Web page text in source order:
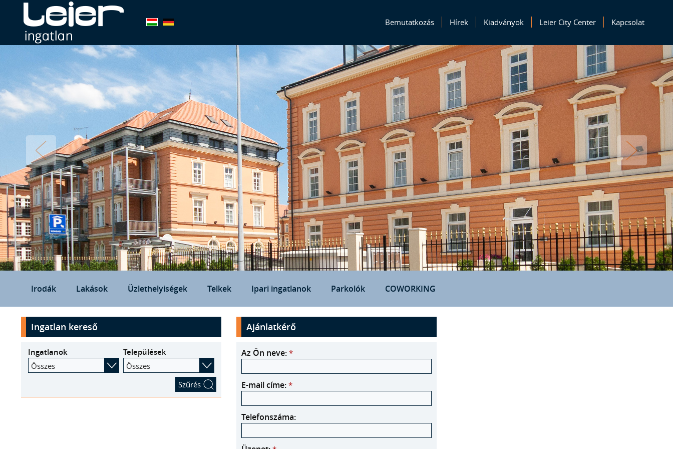
Bemutatkozás Hírek Kiadványok Leier City Center Kapcsolat
Irodák Lakások Üzlethelyiségek Telkek Ipari ingatlanok Parkolók COWORKING
kinyit
Ingatlan kereső
Ingatlanok
Összes
Települések
Összes
Ajánlatkérő
Az Ön neve: *
E-mail címe: *
Telefonszáma: